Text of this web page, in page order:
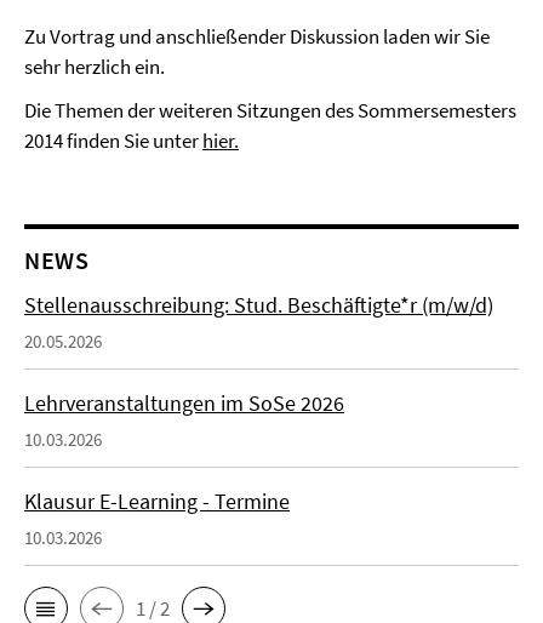
Zu Vortrag und anschließender Diskussion laden wir Sie
sehr herzlich ein.
Die Themen der weiteren Sitzungen des Sommersemesters
2014 finden Sie unterhier.
NEWS
Stellenausschreibung: Stud. Beschäftigte*r (m/w/d)
20.05.2026
Lehrveranstaltungen im SoSe 2026
10.03.2026
Klausur E-Learning - Termine
10.03.2026
1 / 2